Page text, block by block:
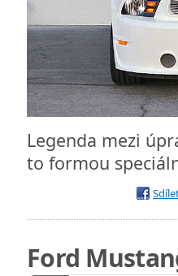
Legenda mezi
to formou
Ford